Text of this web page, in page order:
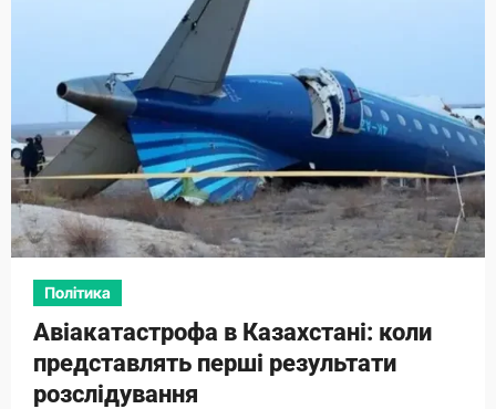
Політика
Авіакатастрофа в Казахстані: коли
представлять перші результати
розслідування